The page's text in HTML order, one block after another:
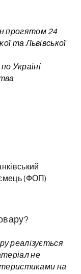
прогятом 24
та Львівської
Україні
(ФОП)
реалізується
не
на